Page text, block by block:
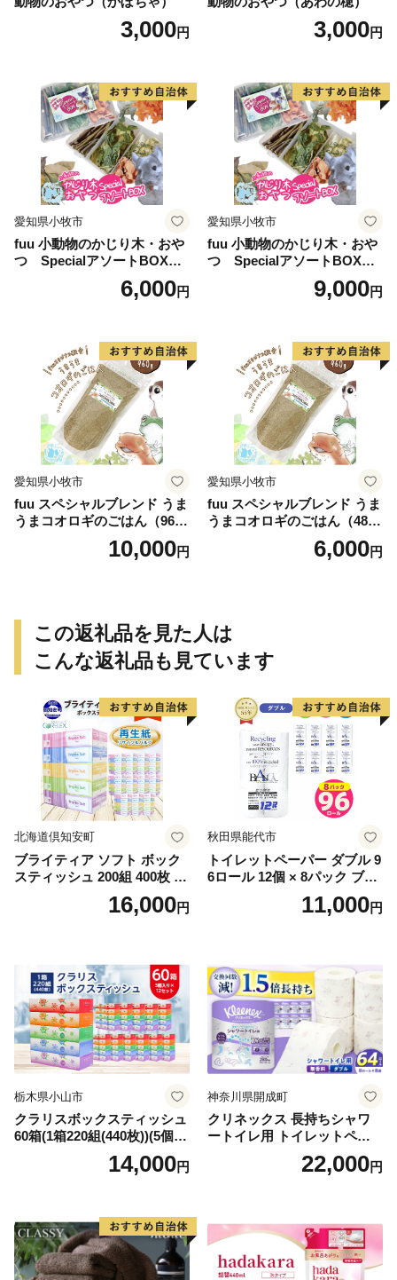
3,000円 3,000円
愛知県小牧市
fuu 小動物のかじり木・おや
つ SpecialアソートBOX（1
6,000円
愛知県小牧市
fuu 小動物のかじり木・おや
つ SpecialアソートBOX（2
9,000円
愛知県小牧市
fuu スペシャルブレンド うま
うまコオロギのごはん（960
10,000円
愛知県小牧市
fuu スペシャルブレンド うま
うまコオロギのごはん（480
6,000円
この返礼品を見た人は
こんな返礼品も見ています
北海道倶知安町
ブライティア ソフト ボック
スティッシュ 200組 400枚 60
箱 日本製 まとめ買い ティッ
シュ リサイクル 長持 防災 常
倶知安町 日用品
16,000円
秋田県能代市
トイレットペーパー ダブル 9
6ロール 12個 × 8パック ブラ
ンカ 再生紙 100％ 芯あり 日
用品 消耗品 無香料 生活用品
11,000円
栃木県小山市
クラリスボックスティッシュ
60箱(1箱220組(440枚))(5個入
り×12セット)【1256759】
14,000円
神奈川県開成町
クリネックス 長持ちシャワ
ートイレ用 トイレットペー
パー（ダブル）64ロール(8ロ
ール×8パック) 開成町 トイレ
蓄 防災 エコ 消耗品 生活雑貨
生活用品 無香料 トイレット
ペーパー ダブル といれっと
ぺーぱー トイレ クレシア ト
22,000円